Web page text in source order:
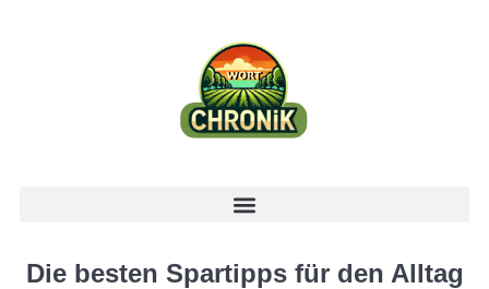
Die besten Spartipps für den Alltag